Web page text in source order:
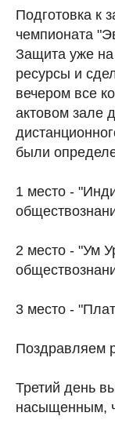
Подготовка к
чемпионата
Защита уже на
ресурсы и
вечером все
актовом зале
были
1 место -
2 место - "Ум
3 место -
Поздравляем
Третий день
насыщенным,